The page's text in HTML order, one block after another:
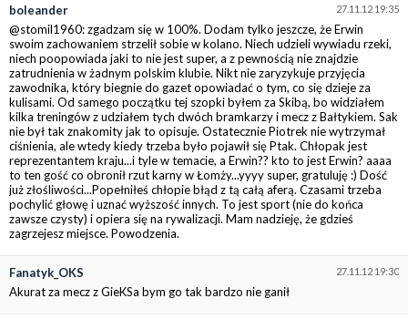
27.11.12 19:35
boleander
@stomil1960: zgadzam się w 100%. Dodam tylko jeszcze, że Erwin
swoim zachowaniem strzelił sobie w kolano. Niech udzieli wywiadu rzeki,
niech poopowiada jaki to nie jest super, a z pewnością nie znajdzie
zatrudnienia w żadnym polskim klubie. Nikt nie zaryzykuje przyjęcia
zawodnika, który biegnie do gazet opowiadać o tym, co się dzieje za
kulisami. Od samego początku tej szopki byłem za Skibą, bo widziałem
kilka treningów z udziałem tych dwóch bramkarzy i mecz z Bałtykiem. Sak
nie był tak znakomity jak to opisuje. Ostatecznie Piotrek nie wytrzymał
ciśnienia, ale wtedy kiedy trzeba było pojawił się Ptak. Chłopak jest
reprezentantem kraju...i tyle w temacie, a Erwin?? kto to jest Erwin? aaaa
to ten gość co obronił rzut karny w Łomży...yyyy super, gratuluję :) Dość
już złośliwości...Popełniłeś chłopie błąd z tą całą aferą. Czasami trzeba
pochylić głowę i uznać wyższość innych. To jest sport (nie do końca
zawsze czysty) i opiera się na rywalizacji. Mam nadzieję, że gdzieś
zagrzejesz miejsce. Powodzenia.
27.11.12 19:30
Fanatyk_OKS
Akurat za mecz z GieKSa bym go tak bardzo nie ganił